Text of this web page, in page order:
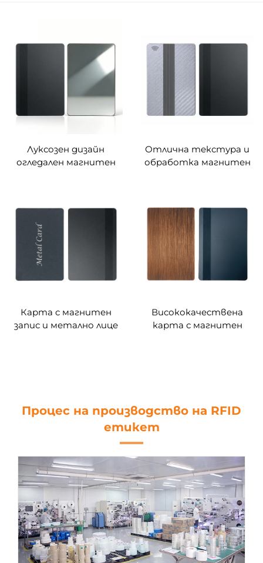
Луксозен дизайн
огледален магнитен
Отлична текстура и
обработка магнитен
Карта с магнитен
запис и метално лице
Висококачествена
карта с магнитен
Процес на производство на RFID
етикет